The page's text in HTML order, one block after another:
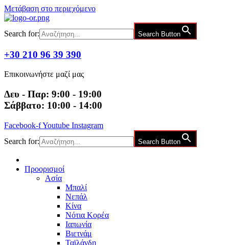
Μετάβαση στο περιεχόμενο
Search for: Search Button
+30 210 96 39 390
Επικοινωνήστε μαζί μας
Δευ - Παρ: 9:00 - 19:00
Σάββατο: 10:00 - 14:00
Facebook-fYoutube Instagram
Search for:
Search Button
Προορισμοί
Ασία
Μπαλί
Νεπάλ
Κίνα
Νότια Κορέα
Ιαπωνία
Βιετνάμ
Ταϊλάνδη